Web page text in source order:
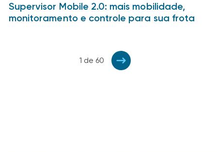
Supervisor Mobile 2.0: mais mobilidade,
monitoramento e controle para sua frota
1 de 60